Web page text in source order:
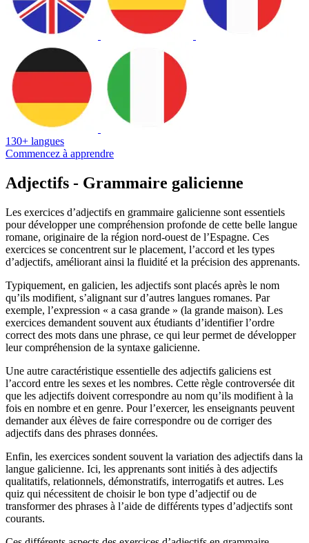
130+ langues
Commencez à apprendre
Adjectifs - Grammaire galicienne
Les exercices d’adjectifs en grammaire galicienne sont essentiels
pour développer une compréhension profonde de cette belle langue
romane, originaire de la région nord-ouest de l’Espagne. Ces
exercices se concentrent sur le placement, l’accord et les types
d’adjectifs, améliorant ainsi la fluidité et la précision des apprenants.
Typiquement, en galicien, les adjectifs sont placés après le nom
qu’ils modifient, s’alignant sur d’autres langues romanes. Par
exemple, l’expression « a casa grande » (la grande maison). Les
exercices demandent souvent aux étudiants d’identifier l’ordre
correct des mots dans une phrase, ce qui leur permet de développer
leur compréhension de la syntaxe galicienne.
Une autre caractéristique essentielle des adjectifs galiciens est
l’accord entre les sexes et les nombres. Cette règle controversée dit
que les adjectifs doivent correspondre au nom qu’ils modifient à la
fois en nombre et en genre. Pour l’exercer, les enseignants peuvent
demander aux élèves de faire correspondre ou de corriger des
adjectifs dans des phrases données.
Enfin, les exercices sondent souvent la variation des adjectifs dans la
langue galicienne. Ici, les apprenants sont initiés à des adjectifs
qualitatifs, relationnels, démonstratifs, interrogatifs et autres. Les
quiz qui nécessitent de choisir le bon type d’adjectif ou de
transformer des phrases à l’aide de différents types d’adjectifs sont
courants.